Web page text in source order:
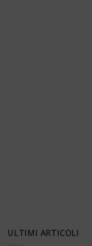
ULTIMI ARTICOLI